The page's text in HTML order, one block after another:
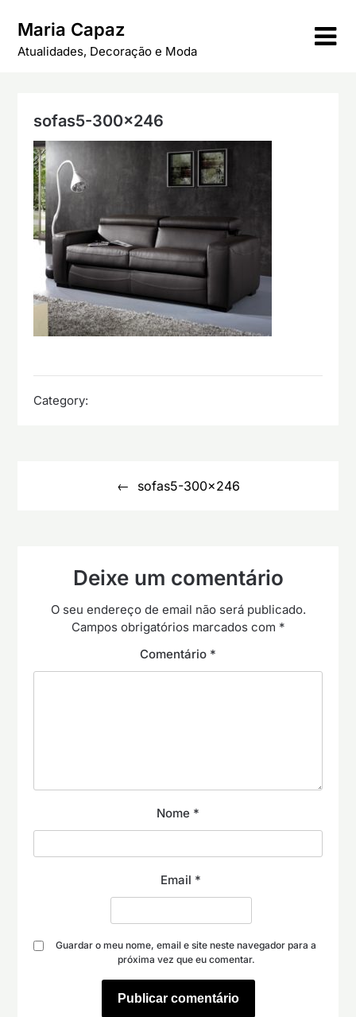
content
Maria Capaz
Atualidades, Decoração e Moda
sofas5-300×246
Category:
sofas5-300×246
Deixe um comentário
O seu endereço de email não será publicado.
Campos obrigatórios marcados com *
Comentário *
Nome *
Email *
Guardar o meu nome, email e site neste navegador para a
próxima vez que eu comentar.